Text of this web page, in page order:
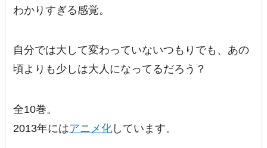
わかりすぎる感覚。
自分では大して変わっていないつもりでも、あの
頃よりも少しは大人になってるだろう？
全10巻。
2013年にはアニメ化 しています。